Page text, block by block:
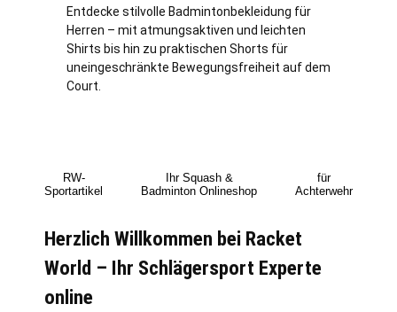
Entdecke stilvolle Badmintonbekleidung für
Herren – mit atmungsaktiven und leichten
Shirts bis hin zu praktischen Shorts für
uneingeschränkte Bewegungsfreiheit auf dem
Court.
RW-
Sportartikel
Ihr Squash &
Badminton Onlineshop
für
Achterwehr
Herzlich Willkommen bei Racket
World – Ihr Schlägersport Experte
online